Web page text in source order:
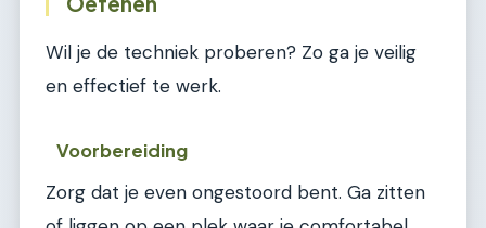
Wil je de techniek proberen? Zo ga je veilig
en effectief te werk.
Voorbereiding
Zorg dat je even ongestoord bent. Ga zitten